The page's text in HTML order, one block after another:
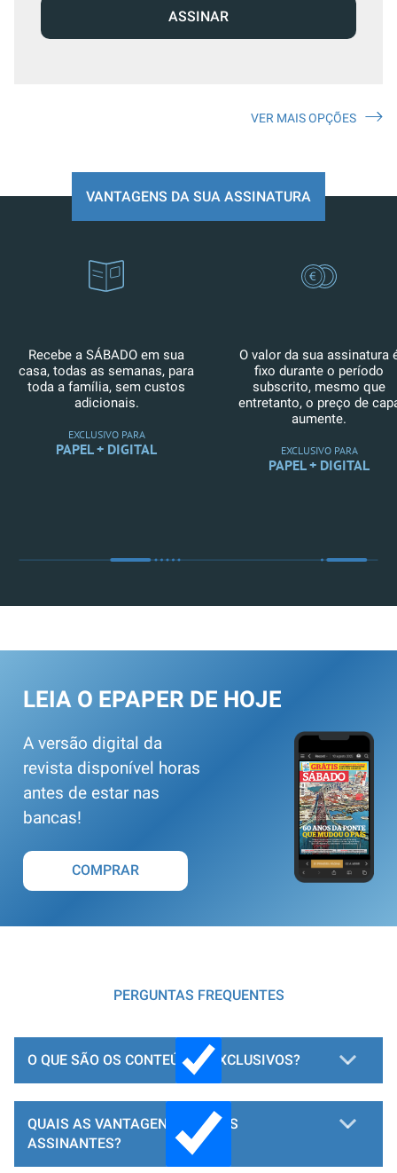
ASSINAR
VER MAIS OPÇÕES
VANTAGENS DA SUA ASSINATURA
Recebe a SÁBADO em sua
casa, todas as semanas, para
toda a família, sem custos
adicionais.
EXCLUSIVO PARA
PAPEL + DIGITAL
O valor da sua assinatura
fixo durante o período
subscrito, mesmo que
entretanto, o preço de
aumente.
EXCLUSIVO PARA
PAPEL + DIGITAL
LEIA O EPAPER DE HOJE
A versão digital da
revista disponível horas
antes de estar nas
bancas!
COMPRAR
PERGUNTAS FREQUENTES
O QUE SÃO OS CONTEÚDOS EXCLUSIVOS?
QUAIS AS VANTAGENS PARA OS
ASSINANTES?